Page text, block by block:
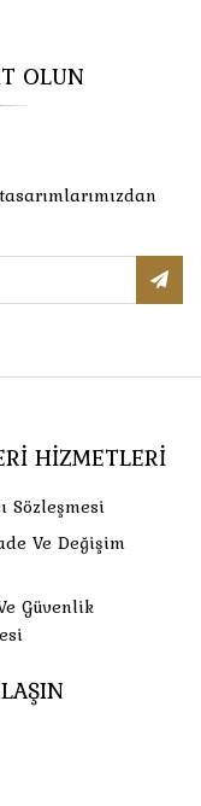
OLUN
HIZMETLERI
Sözleşmesi
Ve Değişim
Güvenlik